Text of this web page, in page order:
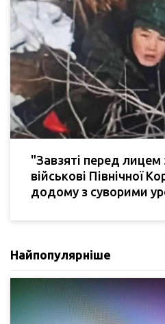
"Завзяті перед лицем
військові Північної
додому з суворими
Найпопулярніше